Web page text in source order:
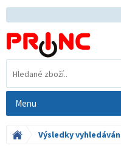
Menu
Výsledky vyhledávání